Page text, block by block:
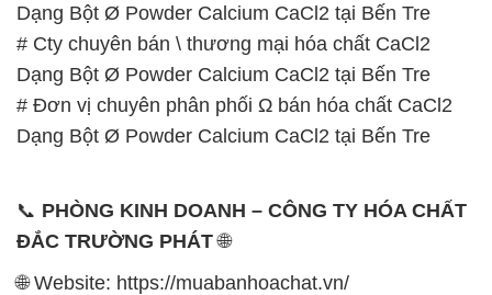
Dạng Bột Ø Powder Calcium CaCl2 tại Bến Tre
# Cty chuyên bán \ thương mại hóa chất CaCl2
Dạng Bột Ø Powder Calcium CaCl2 tại Bến Tre
# Đơn vị chuyên phân phối Ω bán hóa chất CaCl2
Dạng Bột Ø Powder Calcium CaCl2 tại Bến Tre
📞 PHÒNG KINH DOANH – CÔNG TY HÓA CHẤT
ĐẮC TRƯỜNG PHÁT🌐
🌐 Website: https://muabanhoachat.vn/